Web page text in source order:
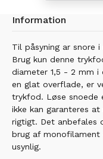
Information
Til påsyning ar snore
Brug kun denne
diameter 1,5 - 2 mm i
en glat overflade, er
trykfod. Løse snoede
ikke kan garanteres at
rigtigt. Det anbefales
brug af monofilament
usynlig.